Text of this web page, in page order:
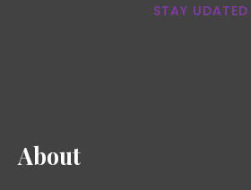
STAY UDATED
About